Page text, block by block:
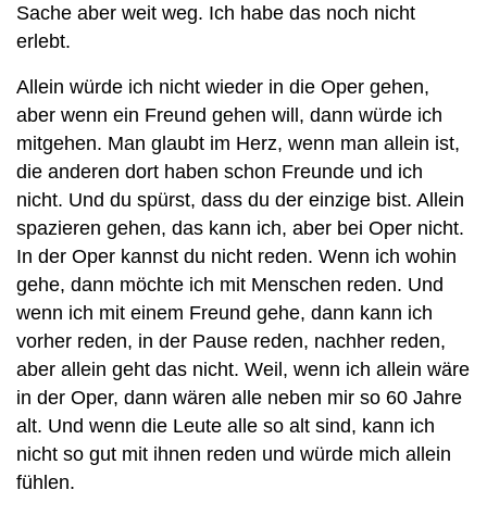
Sache aber weit weg. Ich habe das noch nicht
erlebt.
Allein würde ich nicht wieder in die Oper gehen,
aber wenn ein Freund gehen will, dann würde ich
mitgehen. Man glaubt im Herz, wenn man allein ist,
die anderen dort haben schon Freunde und ich
nicht. Und du spürst, dass du der einzige bist. Allein
spazieren gehen, das kann ich, aber bei Oper nicht.
In der Oper kannst du nicht reden. Wenn ich wohin
gehe, dann möchte ich mit Menschen reden. Und
wenn ich mit einem Freund gehe, dann kann ich
vorher reden, in der Pause reden, nachher reden,
aber allein geht das nicht. Weil, wenn ich allein wäre
in der Oper, dann wären alle neben mir so 60 Jahre
alt. Und wenn die Leute alle so alt sind, kann ich
nicht so gut mit ihnen reden und würde mich allein
fühlen.